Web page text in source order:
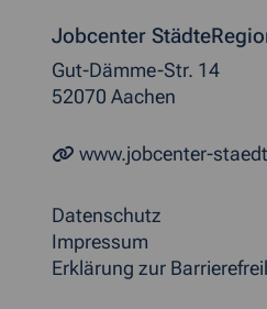
Jobcenter
Gut-Dämme-Str. 14
52070 Aachen
www.jobcenter-
Datenschutz
Impressum
Erklärung zur